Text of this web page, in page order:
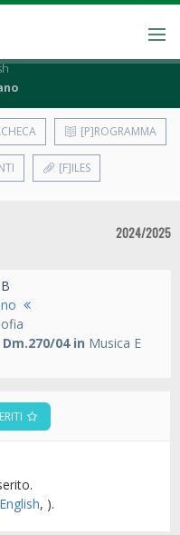
[P]ROGRAMMA
[F]ILES
2024/2025
04 in Musica E
English, ).